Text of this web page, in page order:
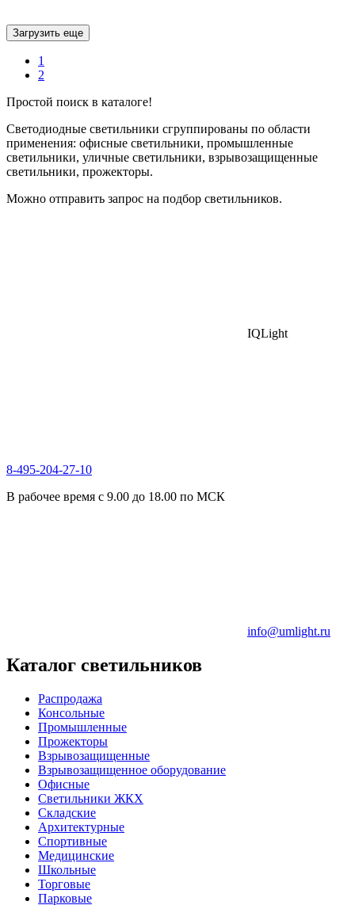
Загрузить еще
1
2
Простой поиск в каталоге!
Светодиодные светильники сгруппированы по области
применения: офисные светильники, промышленные
светильники, уличные светильники, взрывозащищенные
светильники, прожекторы.
Можно отправить запрос на подбор светильников.
IQLight
8-495-204-27-10
В рабочее время с 9.00 до 18.00 по МСК
info@umlight.ru
Каталог светильников
Распродажа
Консольные
Промышленные
Прожекторы
Взрывозащищенные
Взрывозащищенное оборудование
Офисные
Cветильники ЖКХ
Складские
Архитектурные
Спортивные
Медицинские
Школьные
Торговые
Парковые